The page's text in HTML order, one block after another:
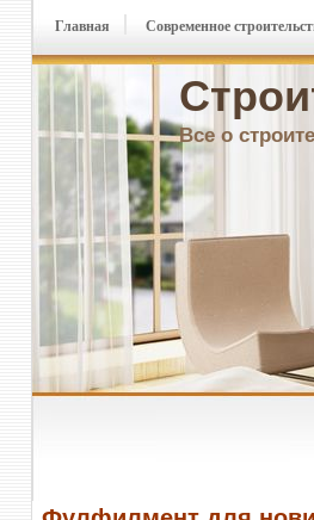
Все о
Главная Современное